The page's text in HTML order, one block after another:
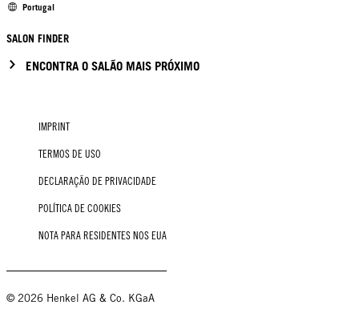
Portugal
SALON FINDER
ENCONTRA O SALÃO MAIS PRÓXIMO
IMPRINT
TERMOS DE USO
DECLARAÇÃO DE PRIVACIDADE
POLÍTICA DE COOKIES
NOTA PARA RESIDENTES NOS EUA
© 2026 Henkel AG & Co. KGaA